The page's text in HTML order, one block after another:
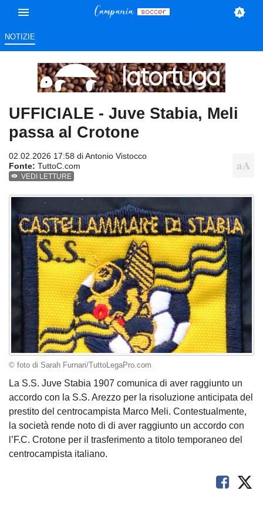
NOTIZIE
UFFICIALE - Juve Stabia, Meli
passa al Crotone
02.02.2026 17:58 diAntonio Vistocco
Fonte: TuttoC.com
VEDI LETTURE
© foto di Sarah Furnari/TuttoLegaPro.com
La S.S. Juve Stabia 1907 comunica di aver raggiunto un
accordo con la S.S. Arezzo per la risoluzione anticipata del
prestito del centrocampista Marco Meli. Contestualmente,
la società rende noto di di aver raggiunto un accordo con
l’F.C. Crotone per il trasferimento a titolo temporaneo del
centrocampista italiano.